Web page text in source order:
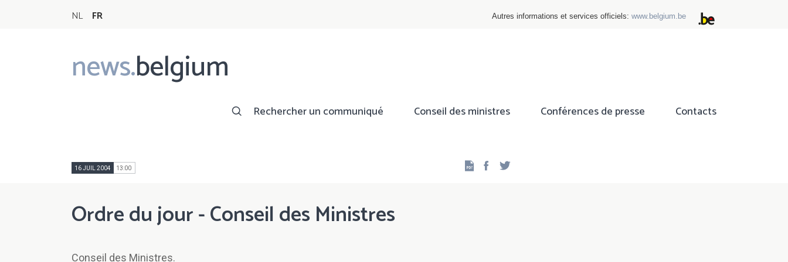
NL FR Autres informations et services officiels: www.belgium.be
news.belgium
Main
navigation
Rechercher un communiqué Conseil des ministres Conférences de presse Contacts
16 JUIL 2004 13:00 Facebook
Ordre du jour - Conseil des Ministres
Conseil des Ministres.